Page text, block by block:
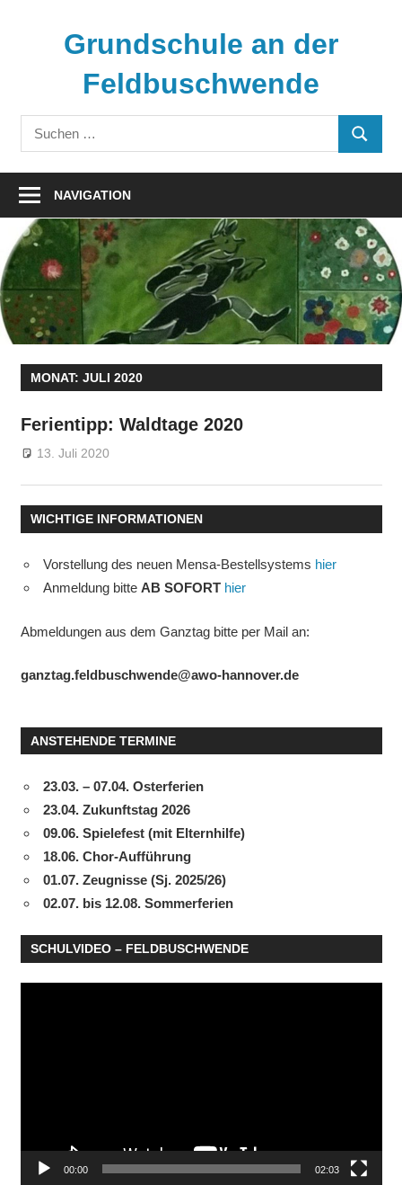
Grundschule an der
Feldbuschwende
Suchen
nach:
SUCHEN
NAVIGATION
MONAT: JULI 2020
Ferientipp: Waldtage 2020
13. Juli 2020
WICHTIGE INFORMATIONEN
Vorstellung des neuen Mensa-Bestellsystems hier
Anmeldung bitte AB SOFORT hier
Abmeldungen aus dem Ganztag bitte per Mail an:
ganztag.feldbuschwende@awo-hannover.de
ANSTEHENDE TERMINE
23.03. – 07.04. Osterferien
23.04. Zukunftstag 2026
09.06. Spielefest (mit Elternhilfe)
18.06. Chor-Aufführung
01.07. Zeugnisse (Sj. 2025/26)
02.07. bis 12.08. Sommerferien
SCHULVIDEO – FELDBUSCHWENDE
00:00 02:03